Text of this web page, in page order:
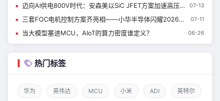
迈向AI供电800V时代：安森美以SiC JFET方案加速高压电源转换升级 07-13
三套FOC电机控制方案齐亮相——小华半导体闪耀2026慕尼黑上海电子展 07-11
当大模型塞进MCU，AIoT的算力密度谁定义？ 06-26
热门标签
华为 英伟达 MCU 小米 ADI 英特尔